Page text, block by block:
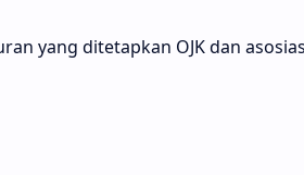
yang ditetapkan OJK dan